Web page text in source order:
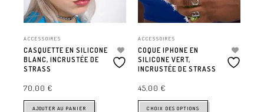
ACCESSOIRES
CASQUETTE EN SILICONE
BLANC, INCRUSTÉE DE
STRASS
70,00 €
AJOUTER AU PANIER
ACCESSOIRES
COQUE IPHONE EN
SILICONE VERT,
INCRUSTÉE DE STRASS
45,00 €
CHOIX DES OPTIONS